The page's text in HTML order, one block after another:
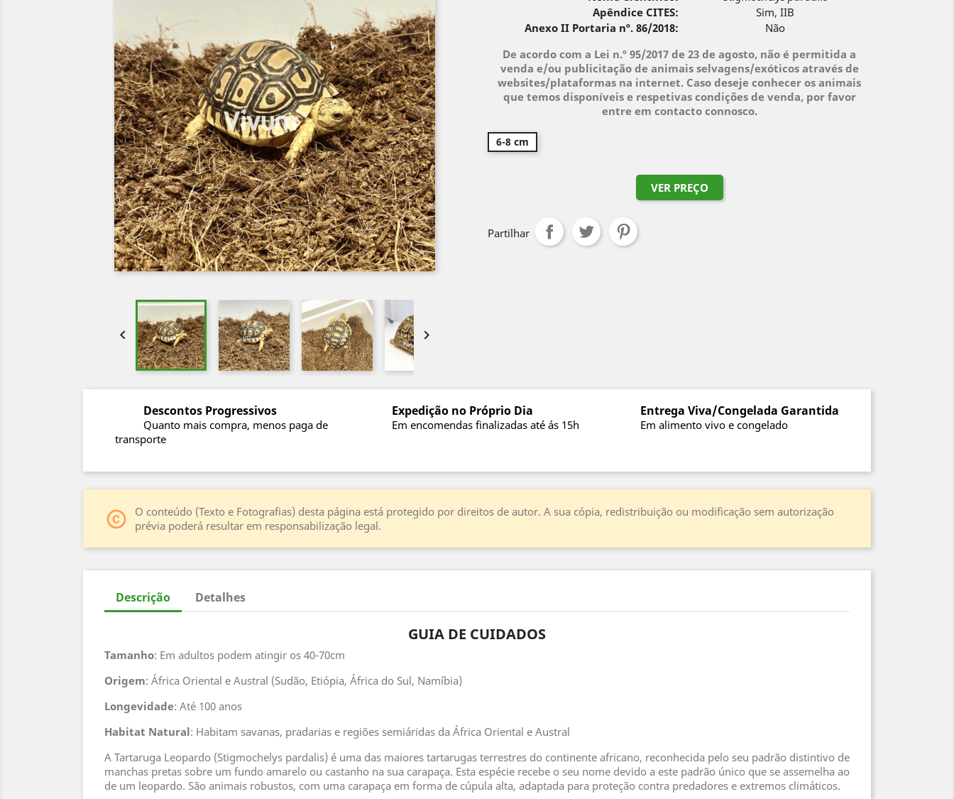
 
Apêndice CITES:
Sim, IIB
Anexo II Portaria nº. 86/2018:
Não
De acordo com a Lei n.º 95/2017 de 23 de agosto, não é permitida a
venda e/ou publicitação de animais selvagens/exóticos através de
websites/plataformas na internet. Caso deseje conhecer os animais
que temos disponíveis e respetivas condições de venda, por favor
entre em contacto connosco.
6-8 cm
VER PREÇO
Partilhar
Descontos Progressivos
Quanto mais compra, menos paga de
transporte
Expedição no Próprio Dia
Em encomendas finalizadas até ás 15h
Entrega Viva/Congelada Garantida
Em alimento vivo e congelado
copyright
O conteúdo (Texto e Fotografias) desta página está protegido por direitos de autor. A sua cópia, redistribuição ou modificação sem autorização
prévia poderá resultar em responsabilização legal.
Descrição Detalhes
GUIA DE CUIDADOS
Tamanho: Em adultos podem atingir os 40-70cm
Origem: África Oriental e Austral (Sudão, Etiópia, África do Sul, Namíbia)
Longevidade: Até 100 anos
Habitat Natural: Habitam savanas, pradarias e regiões semiáridas da África Oriental e Austral
A Tartaruga Leopardo (Stigmochelys pardalis) é uma das maiores tartarugas terrestres do continente africano, reconhecida pelo seu padrão distintivo de
manchas pretas sobre um fundo amarelo ou castanho na sua carapaça. Esta espécie recebe o seu nome devido a este padrão único que se assemelha ao
de um leopardo. São animais robustos, com uma carapaça em forma de cúpula alta, adaptada para proteção contra predadores e extremos climáticos.